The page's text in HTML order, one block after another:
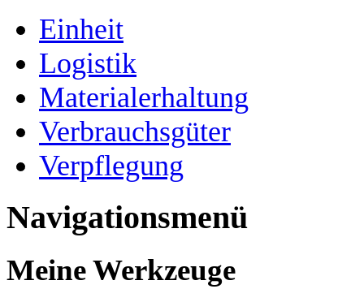
Einheit
Logistik
Materialerhaltung
Verbrauchsgüter
Verpflegung
Navigationsmenü
Meine Werkzeuge